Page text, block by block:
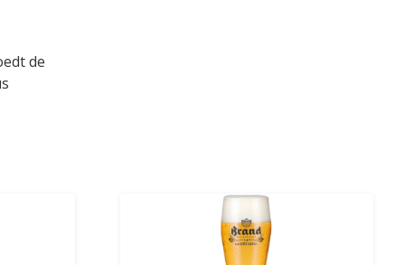
de